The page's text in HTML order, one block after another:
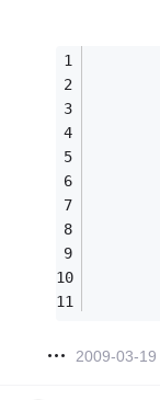
2009-03-19